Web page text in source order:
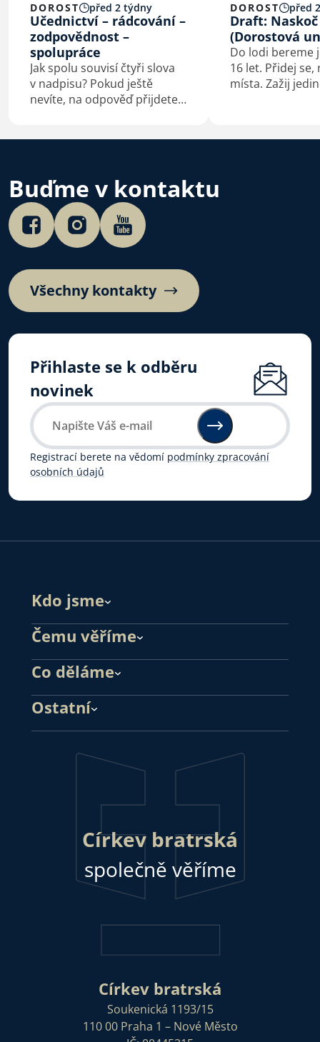
DOROST před 2 týdny
Učednictví – rádcování –
zodpovědnost –
spolupráce
Jak spolu souvisí čtyři slova
v nadpisu? Pokud ještě
nevíte, na odpověď přijdete
DOROST před
Draft:
(Dorostová
Do lodi bereme
16 let. Přidej se,
místa. Zažij
Buďme v kontaktu
Všechny kontakty
Přihlaste se k odběru
novinek
Registrací berete na vědomí podmínky zpracování
osobních údajů
Kdo jsme
Čemu věříme
Co děláme
Ostatní
Církev bratrská
společně věříme
Církev bratrská
Soukenická 1193/15
110 00 Praha 1 – Nové Město